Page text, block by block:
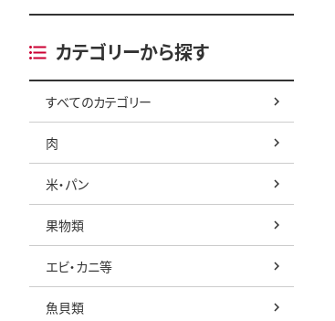
カテゴリーから探す
すべてのカテゴリー
肉
米・パン
果物類
エビ・カニ等
魚貝類